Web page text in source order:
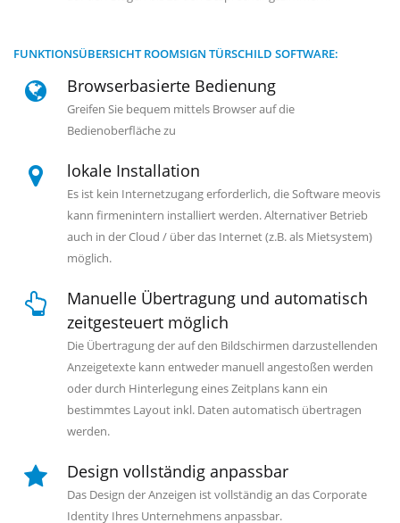
FUNKTIONSÜBERSICHT ROOMSIGN TÜRSCHILD SOFTWARE:
Browserbasierte Bedienung
Greifen Sie bequem mittels Browser auf die
Bedienoberfläche zu
lokale Installation
Es ist kein Internetzugang erforderlich, die Software meovis
kann firmenintern installiert werden. Alternativer Betrieb
auch in der Cloud / über das Internet (z.B. als Mietsystem)
möglich.
Manuelle Übertragung und automatisch
zeitgesteuert möglich
Die Übertragung der auf den Bildschirmen darzustellenden
Anzeigetexte kann entweder manuell angestoßen werden
oder durch Hinterlegung eines Zeitplans kann ein
bestimmtes Layout inkl. Daten automatisch übertragen
werden.
Design vollständig anpassbar
Das Design der Anzeigen ist vollständig an das Corporate
Identity Ihres Unternehmens anpassbar.